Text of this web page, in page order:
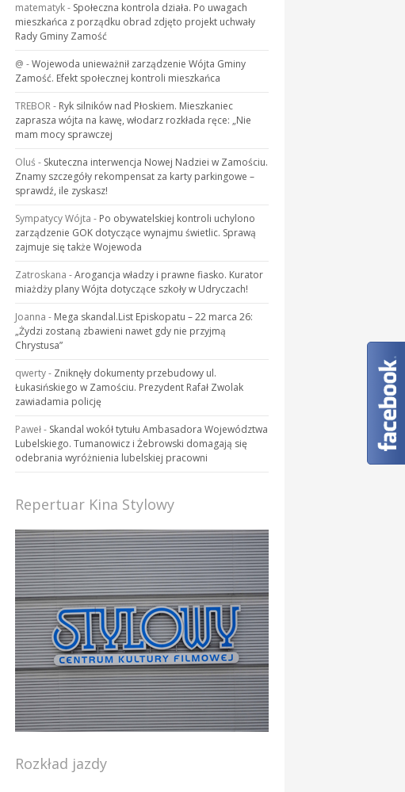
matematyk- Społeczna kontrola działa. Po uwagach
mieszkańca z porządku obrad zdjęto projekt uchwały
Rady Gminy Zamość
@ -Wojewoda unieważnił zarządzenie Wójta Gminy
Zamość. Efekt społecznej kontroli mieszkańca
TREBOR- Ryk silników nad Płoskiem. Mieszkaniec
zaprasza wójta na kawę, włodarz rozkłada ręce: „Nie
mam mocy sprawczej
Oluś - Skuteczna interwencja Nowej Nadziei w Zamościu.
Znamy szczegóły rekompensat za karty parkingowe –
sprawdź, ile zyskasz!
Sympatycy Wójta - Po obywatelskiej kontroli uchylono
zarządzenie GOK dotyczące wynajmu świetlic. Sprawą
zajmuje się także Wojewoda
Zatroskana -Arogancja władzy i prawne fiasko. Kurator
miażdży plany Wójta dotyczące szkoły w Udryczach!
Joanna - Mega skandal.List Episkopatu – 22 marca 26:
„Żydzi zostaną zbawieni nawet gdy nie przyjmą
Chrystusa”
qwerty- Zniknęły dokumenty przebudowy ul.
Łukasińskiego w Zamościu. Prezydent Rafał Zwolak
zawiadamia policję
Paweł- Skandal wokół tytułu Ambasadora Województwa
Lubelskiego. Tumanowicz i Żebrowski domagają się
odebrania wyróżnienia lubelskiej pracowni
Repertuar Kina Stylowy
Rozkład jazdy